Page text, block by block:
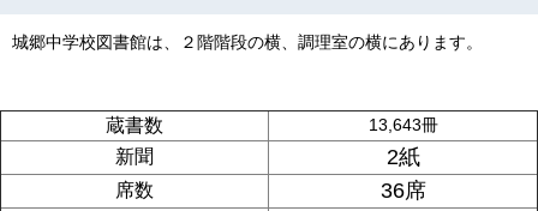
城郷中学校図書館は、２階階段の横、調理室の横にあります。
蔵書数 13,643冊
新聞 2紙
席数
36席